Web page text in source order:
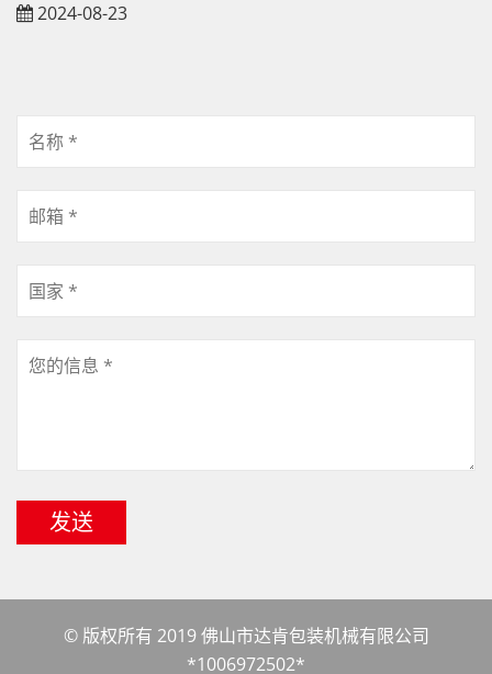
2024-08-23
发送
© 版权所有 2019 佛山市达肯包装机械有限公司
*1006972502*